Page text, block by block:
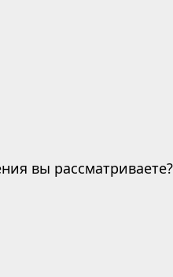
вы рассматриваете?